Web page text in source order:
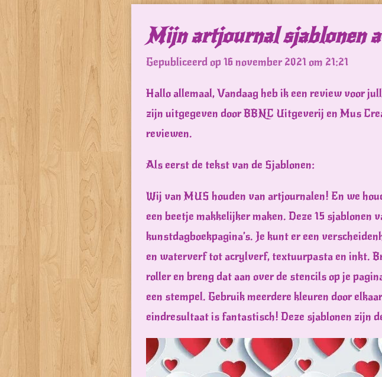
Mijn artjournal sjablonen
Gepubliceerd op 16 november 2021 om 21:21
Hallo allemaal, Vandaag heb ik een review voor
zijn uitgegeven door BBNC Uitgeverij en Mus
reviewen.
Als eerst de tekst van de Sjablonen:
Wij van MUS houden van artjournalen! En we
een beetje makkelijker maken. Deze 15
kunstdagboekpagina’s. Je kunt er een
en waterverf tot acrylverf, textuurpasta en inkt.
roller en breng dat aan over de stencils op je
een stempel. Gebruik meerdere kleuren door
eindresultaat is fantastisch! Deze sjablonen zijn